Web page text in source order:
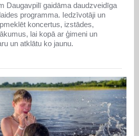
Daugavpilī gaidāma daudzveidīga
programma. Iedzīvotāji un
koncertus, izstādes,
lai kopā ar ģimeni un
un atklātu ko jaunu.